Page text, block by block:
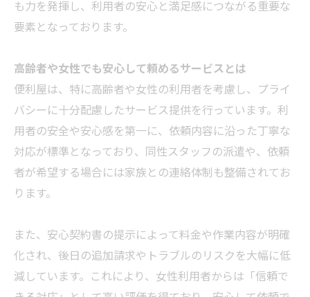
も力を発揮し、利用者の安心と満足感につながる重要な
要素となっております。
高齢者や女性でも安心して頼めるサービスとは
便利屋は、特に高齢者や女性の利用者を考慮し、プライ
バシーに十分配慮したサービス提供を行っています。利
用者の安全や安心感を第一に、依頼内容に沿った丁寧な
対応が標準となっており、同性スタッフの派遣や、依頼
者が希望する場合には家族との連絡体制も整備されてお
ります。
また、安心契約書の提示によって料金や作業内容が明確
化され、後日の追加請求やトラブルのリスクを大幅に低
減しています。これにより、女性利用者からは「信頼で